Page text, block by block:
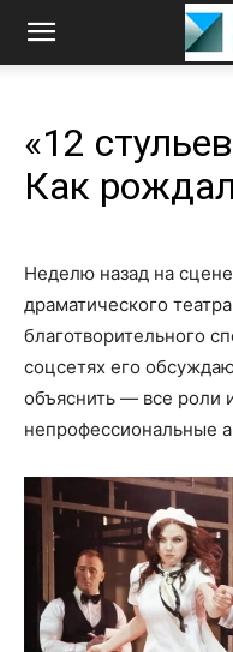
«12
Как
Неделю назад на
драматического
благотворительного
соцсетях его
объяснить — все роли
непрофессиональные